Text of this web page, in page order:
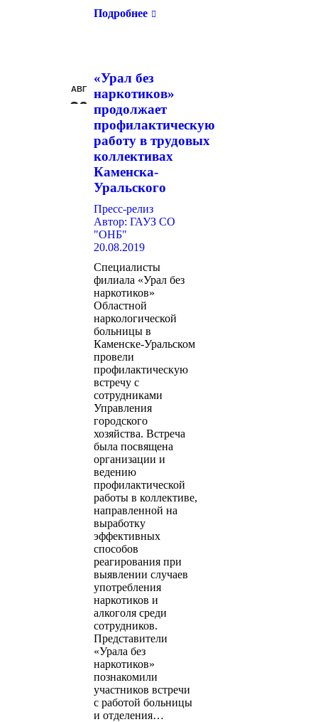
Подробнее
АВГ
20
«Урал без
наркотиков»
продолжает
профилактическую
работу в трудовых
коллективах
Каменска-
Уральского
Пресс-релиз
Автор: ГАУЗ СО
"ОНБ"
20.08.2019
Специалисты
филиала «Урал без
наркотиков»
Областной
наркологической
больницы в
Каменске-Уральском
провели
профилактическую
встречу с
сотрудниками
Управления
городского
хозяйства. Встреча
была посвящена
организации и
ведению
профилактической
работы в коллективе,
направленной на
выработку
эффективных
способов
реагирования при
выявлении случаев
употребления
наркотиков и
алкоголя среди
сотрудников.
Представители
«Урала без
наркотиков»
познакомили
участников встречи
с работой больницы
и отделения…